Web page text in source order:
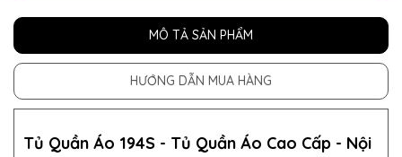
MÔ TẢ SẢN PHẨM
HƯỚNG DẪN MUA HÀNG
Tủ Quần Áo 194S - Tủ Quần Áo Cao Cấp - Nội